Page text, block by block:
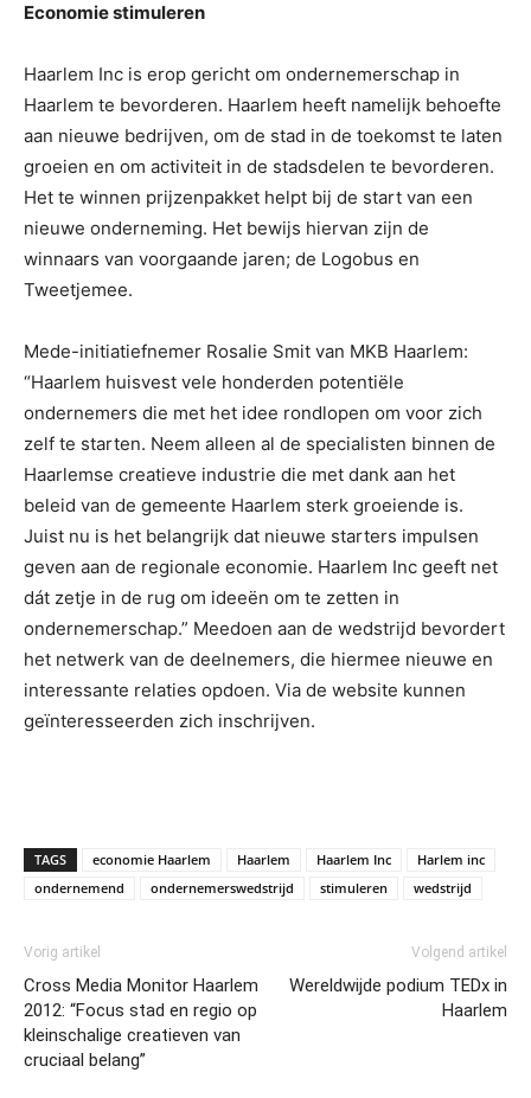
Economie stimuleren
Haarlem Inc is erop gericht om ondernemerschap in
Haarlem te bevorderen. Haarlem heeft namelijk behoefte
aan nieuwe bedrijven, om de stad in de toekomst te laten
groeien en om activiteit in de stadsdelen te bevorderen.
Het te winnen prijzenpakket helpt bij de start van een
nieuwe onderneming. Het bewijs hiervan zijn de
winnaars van voorgaande jaren; de Logobus en
Tweetjemee.
Mede-initiatiefnemer Rosalie Smit van MKB Haarlem:
“Haarlem huisvest vele honderden potentiële
ondernemers die met het idee rondlopen om voor zich
zelf te starten. Neem alleen al de specialisten binnen de
Haarlemse creatieve industrie die met dank aan het
beleid van de gemeente Haarlem sterk groeiende is.
Juist nu is het belangrijk dat nieuwe starters impulsen
geven aan de regionale economie. Haarlem Inc geeft net
dát zetje in de rug om ideeën om te zetten in
ondernemerschap.” Meedoen aan de wedstrijd bevordert
het netwerk van de deelnemers, die hiermee nieuwe en
interessante relaties opdoen. Via de website kunnen
geïnteresseerden zich inschrijven.
TAGS economie Haarlem Haarlem Haarlem Inc
Harlem inc
ondernemend
ondernemerswedstrijd stimuleren wedstrijd
Vorig artikel
Cross Media Monitor Haarlem
2012: “Focus stad en regio op
kleinschalige creatieven van
cruciaal belang”
Volgend artikel
Wereldwijde podium TEDx in
Haarlem